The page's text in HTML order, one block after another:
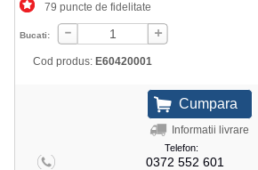
79 puncte de fidelitate
Bucati:
Cod produs: E60420001
Informatii livrare
Telefon:
0372 552 601